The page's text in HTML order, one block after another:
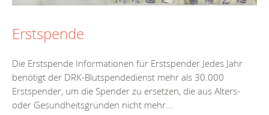
Erstspende
Die Erstspende Informationen für Erstspender Jedes Jahr
benötigt der DRK-Blutspendedienst mehr als 30.000
Erstspender, um die Spender zu ersetzen, die aus Alters-
oder Gesundheitsgründen nicht mehr...